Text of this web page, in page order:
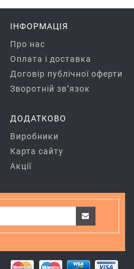
ІНФОРМАЦІЯ
Про нас
Оплата і доставка
Договір публічної оферти
Зворотній зв’язок
ДОДАТКОВО
Виробники
Карта сайту
Акції